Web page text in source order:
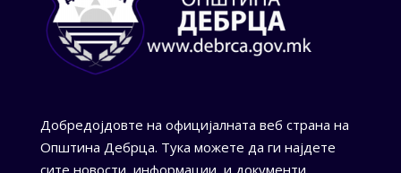
Добредојдовте на официјалната веб страна на
Општина Дебрца. Тука можете да ги најдете
сите новости, информации, и документи